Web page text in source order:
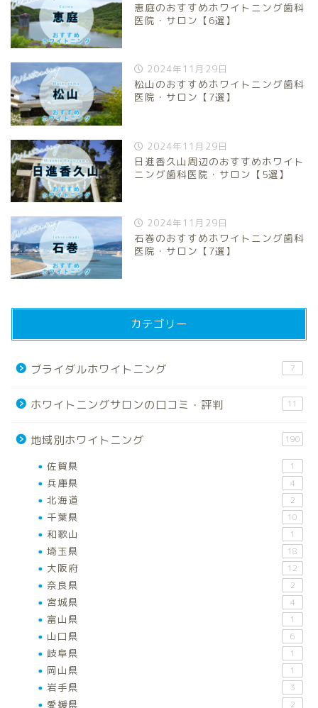
恵庭のおすすめホワイトニング歯科
医院・サロン【6選】
2024年11月29日
松山のおすすめホワイトニング歯科
医院・サロン【7選】
2024年11月29日
日進香久山周辺のおすすめホワイト
ニング歯科医院・サロン【5選】
2024年11月29日
石巻のおすすめホワイトニング歯科
医院・サロン【7選】
カテゴリー
ブライダルホワイトニング 7
ホワイトニングサロンの口コミ・評判 11
地域別ホワイトニング 190
佐賀県 1
兵庫県 4
北海道 2
千葉県 10
和歌山 1
埼玉県 18
大阪府 12
奈良県 2
宮城県 4
富山県 1
山口県 6
岐阜県 1
岡山県 1
岩手県 3
愛媛県 2